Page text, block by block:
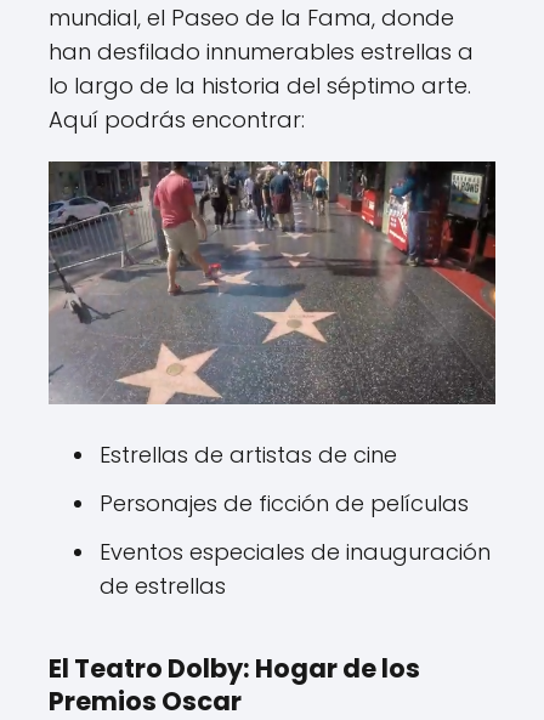
mundial, el Paseo de la Fama, donde
han desfilado innumerables estrellas a
lo largo de la historia del séptimo arte.
Aquí podrás encontrar:
Estrellas de artistas de cine
Personajes de ficción de películas
Eventos especiales de inauguración
de estrellas
El Teatro Dolby: Hogar de los
Premios Oscar